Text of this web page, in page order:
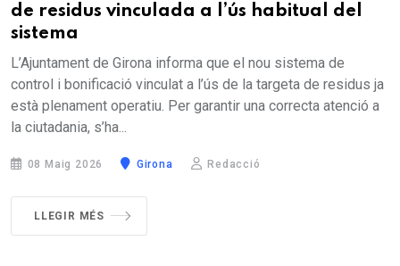
de residus vinculada a l’ús habitual del
sistema
L’Ajuntament de Girona informa que el nou sistema de
control i bonificació vinculat a l’ús de la targeta de residus ja
està plenament operatiu. Per garantir una correcta atenció a
la ciutadania, s’ha...
08 Maig 2026 Girona Redacció
LLEGIR MÉS